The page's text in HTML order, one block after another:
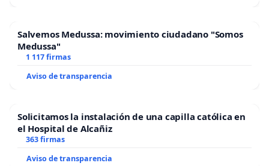
Salvemos Medussa: movimiento ciudadano "Somos
Medussa"
1 117 firmas
Aviso de transparencia
Solicitamos la instalación de una capilla católica en
el Hospital de Alcañiz
363 firmas
Aviso de transparencia